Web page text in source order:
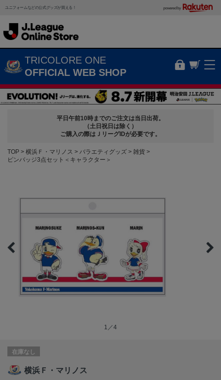
ユニフォームなどの公式グッズが買える！ powered by
TRICOLORE ONE
OFFICIAL WEB SHOP
平日午前10時までのご注文は当日出荷。
（土日祝日は除く）
ご購入の際はＪリーグIDが必要です。
TOP 横浜Ｆ・マリノス バラエティグッズ
雑貨
ピンバッジ3点セット＜キャラクター＞
1／4
在庫なし
横浜Ｆ・マリノス